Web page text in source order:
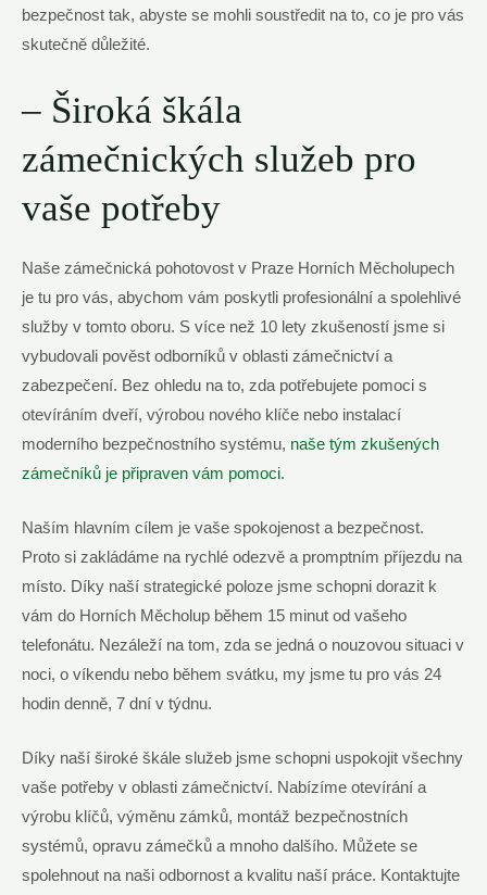
bezpečnost tak, abyste se mohli soustředit na⁤ to,⁢ co je pro vás
skutečně důležité.
– Široká škála
zámečnických služeb pro
vaše potřeby
Naše zámečnická pohotovost v Praze Horních Měcholupech
je tu pro vás, ​abychom vám poskytli profesionální a spolehlivé
služby v tomto oboru. S více než 10 lety zkušeností ⁤jsme si
vybudovali pověst odborníků v oblasti zámečnictví a
zabezpečení. Bez ohledu na to, zda potřebujete pomoci ⁣s
otevíráním dveří, výrobou nového klíče nebo instalací
‍moderního bezpečnostního systému, naše tým zkušených
zámečníků je připraven⁣ vám pomoci.
Naším hlavním cílem je vaše ⁤spokojenost a bezpečnost.‍
Proto si zakládáme⁢ na rychlé odezvě a promptním příjezdu na
místo. Díky naší⁢ strategické poloze jsme schopni dorazit k
vám‍ do ⁢Horních Měcholup během 15 minut od vašeho
telefonátu. Nezáleží na tom, zda se jedná o nouzovou situaci v
noci, ⁢o víkendu nebo během​ svátku, my jsme tu pro vás 24
hodin denně, ⁤7 dní v týdnu.
Díky naší široké škále služeb jsme schopni uspokojit všechny
vaše potřeby v oblasti zámečnictví. Nabízíme otevírání a
výrobu klíčů, výměnu zámků, montáž⁢ bezpečnostních
systémů, opravu zámečků ⁣a mnoho dalšího. Můžete se⁣
spolehnout na naši odbornost a kvalitu naší práce. Kontaktujte